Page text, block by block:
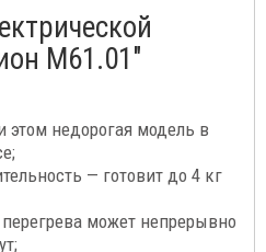
М61.01"
недорогая модель в
— готовит до 4 кг
может непрерывно